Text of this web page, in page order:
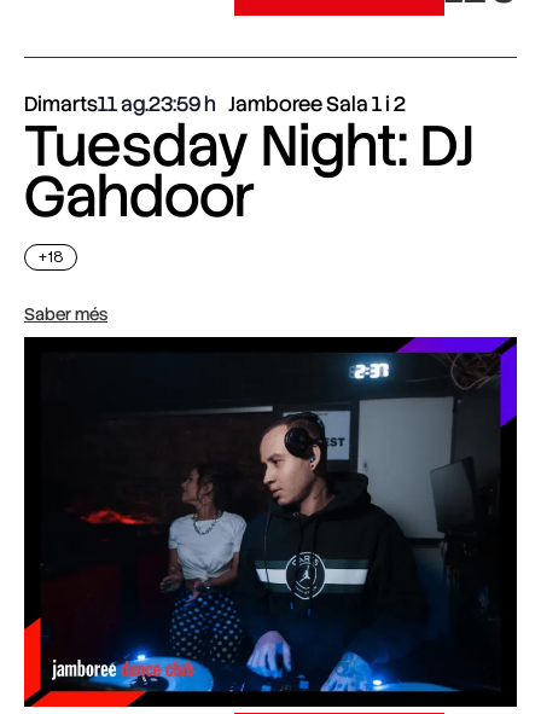
Dimarts11 ag.23:59 Jamboree Sala 1 i 2
Tuesday Night: DJ
Gahdoor
+18
Saber més